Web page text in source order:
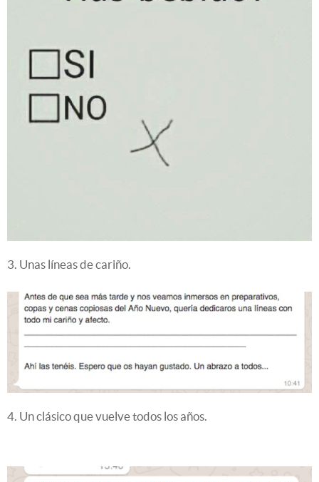
3. Unas líneas de cariño.
4. Un clásico que vuelve todos los años.